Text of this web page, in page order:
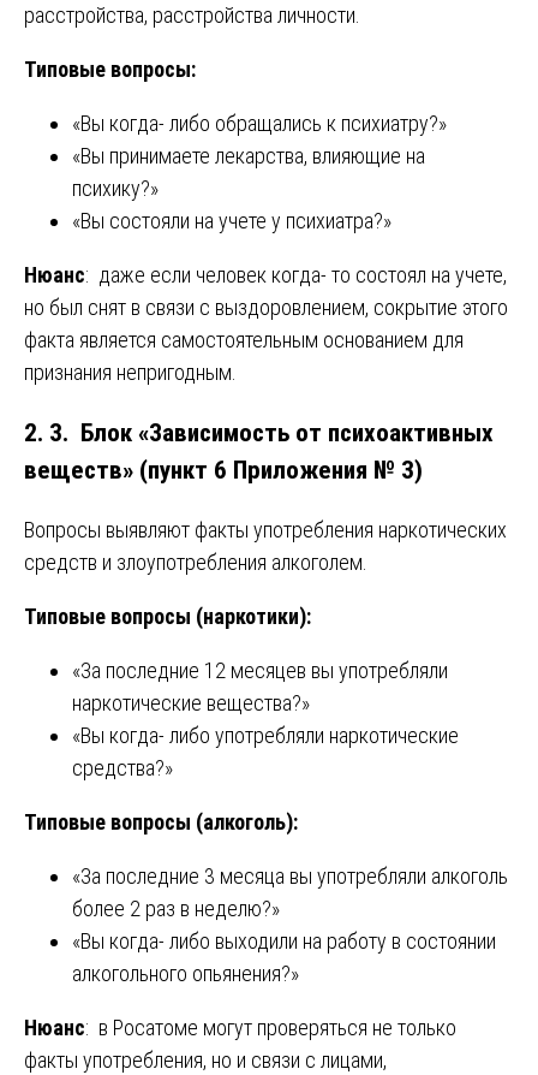
расстройства, расстройства личности.
Типовые вопросы:
«Вы когда- либо обращались к психиатру?»
«Вы принимаете лекарства, влияющие на
психику?»
«Вы состояли на учете у психиатра?»
Нюанс: даже если человек когда- то состоял на учете,
но был снят в связи с выздоровлением, сокрытие этого
факта является самостоятельным основанием для
признания непригодным.
2. 3. Блок «Зависимость от психоактивных
веществ» (пункт 6 Приложения № 3)
Вопросы выявляют факты употребления наркотических
средств и злоупотребления алкоголем.
Типовые вопросы (наркотики):
«За последние 12 месяцев вы употребляли
наркотические вещества?»
«Вы когда- либо употребляли наркотические
средства?»
Типовые вопросы (алкоголь):
«За последние 3 месяца вы употребляли алкоголь
более 2 раз в неделю?»
«Вы когда- либо выходили на работу в состоянии
алкогольного опьянения?»
Нюанс: в Росатоме могут проверяться не только
факты употребления, но и связи с лицами,